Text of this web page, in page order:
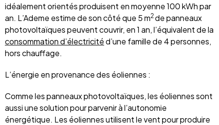
idéalement orientés produisent en moyenne 100 kWh par
an. L’Ademe estime de son côté que 5 m2 de panneaux
photovoltaïques peuvent couvrir, en 1 an, l’équivalent de la
consommation d’électricitéd’une famille de 4 personnes,
hors chauffage.
L’énergie en provenance des éoliennes :
Comme les panneaux photovoltaïques, les éoliennes sont
aussi une solution pour parvenir à l’autonomie
énergétique. Les éoliennes utilisent le vent pour produire